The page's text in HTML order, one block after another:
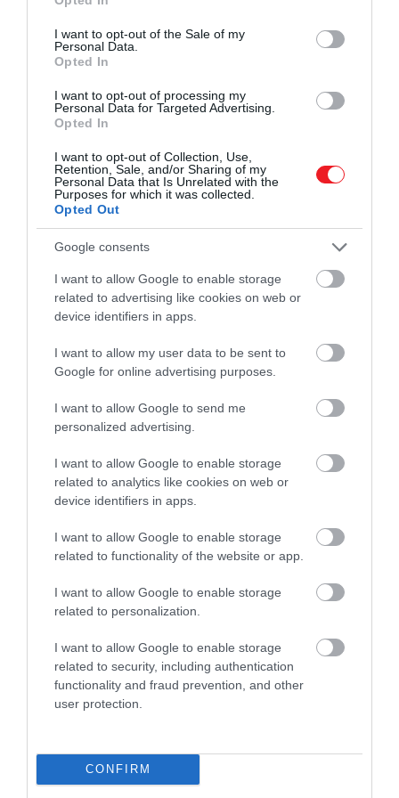
use your data for below specified purposes in below Google
consent section.
I want to opt-out of the Sale of my
Personal Data.
Opted In
I want to opt-out of processing my
Personal Data for Targeted Advertising.
Opted In
I want to opt-out of Collection, Use,
Retention, Sale, and/or Sharing of my
Personal Data that Is Unrelated with the
Purposes for which it was collected.
Opted Out
Google consents
I want to allow Google to enable storage
related to advertising like cookies on web or
device identifiers in apps.
I want to allow my user data to be sent to
Google for online advertising purposes.
I want to allow Google to send me
personalized advertising.
I want to allow Google to enable storage
related to analytics like cookies on web or
device identifiers in apps.
I want to allow Google to enable storage
related to functionality of the website or app.
I want to allow Google to enable storage
related to personalization.
I want to allow Google to enable storage
related to security, including authentication
functionality and fraud prevention, and other
user protection.
CONFIRM
2023. DECEMBER 9. ● HAMU ÉS GYÉMÁNT